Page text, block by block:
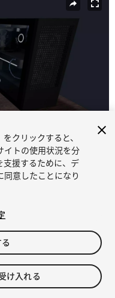
クリックすると、
イトの使用状況を分
支援するために、デ
意したことになり
け入れる